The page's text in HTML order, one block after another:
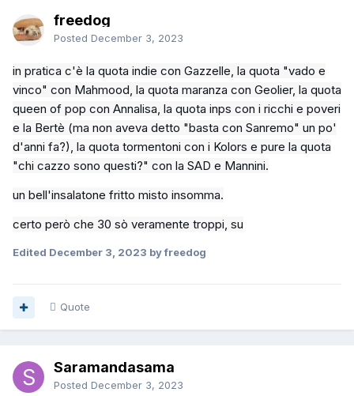
freedog
Posted December 3, 2023
in pratica c'è la quota indie con Gazzelle, la quota "vado e
vinco" con Mahmood, la quota maranza con Geolier, la quota
queen of pop con Annalisa, la quota inps con i ricchi e poveri
e la Bertè (ma non aveva detto "basta con Sanremo" un po'
d'anni fa?), la quota tormentoni con i Kolors e pure la quota
"chi cazzo sono questi?" con la SAD e Mannini.
un bell'insalatone fritto misto insomma.
certo però che 30 sò veramente troppi, su
Edited December 3, 2023 by freedog
Quote
Saramandasama
Posted December 3, 2023